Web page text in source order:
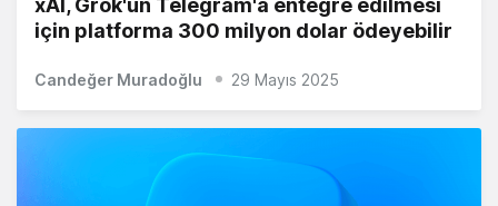
xAI, Grok'un Telegram'a entegre edilmesi
için platforma 300 milyon dolar ödeyebilir
Candeğer Muradoğlu 29 Mayıs 2025